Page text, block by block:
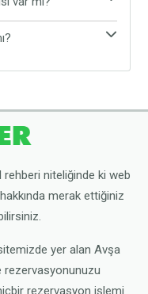
araçlarını
yer alan Avşa
rehberi niteliğinde ki web
merak ettiğiniz
yer alan Avşa
rezervasyon işlemi